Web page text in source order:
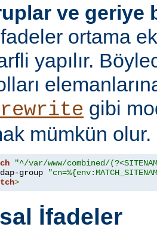
ve geriye
ortama
yapılır.
gibi
mümkün olur.
"^/var/www/combined/
group
>
İfadeler